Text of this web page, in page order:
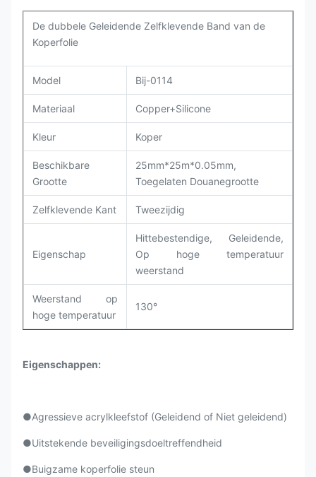
De dubbele Geleidende Zelfklevende Band van de
Koperfolie
Model Bij-0114
Materiaal Copper+Silicone
Kleur Koper
Beschikbare
Grootte
25mm*25m*0.05mm,
Toegelaten Douanegrootte
Zelfklevende Kant Tweezijdig
Eigenschap
Hittebestendige, Geleidende,
Op hoge temperatuur
weerstand
Weerstand op
hoge temperatuur
130°
Eigenschappen:
●Agressieve acrylkleefstof (Geleidend of Niet geleidend)
●Uitstekende beveiligingsdoeltreffendheid
●Buigzame koperfolie steun